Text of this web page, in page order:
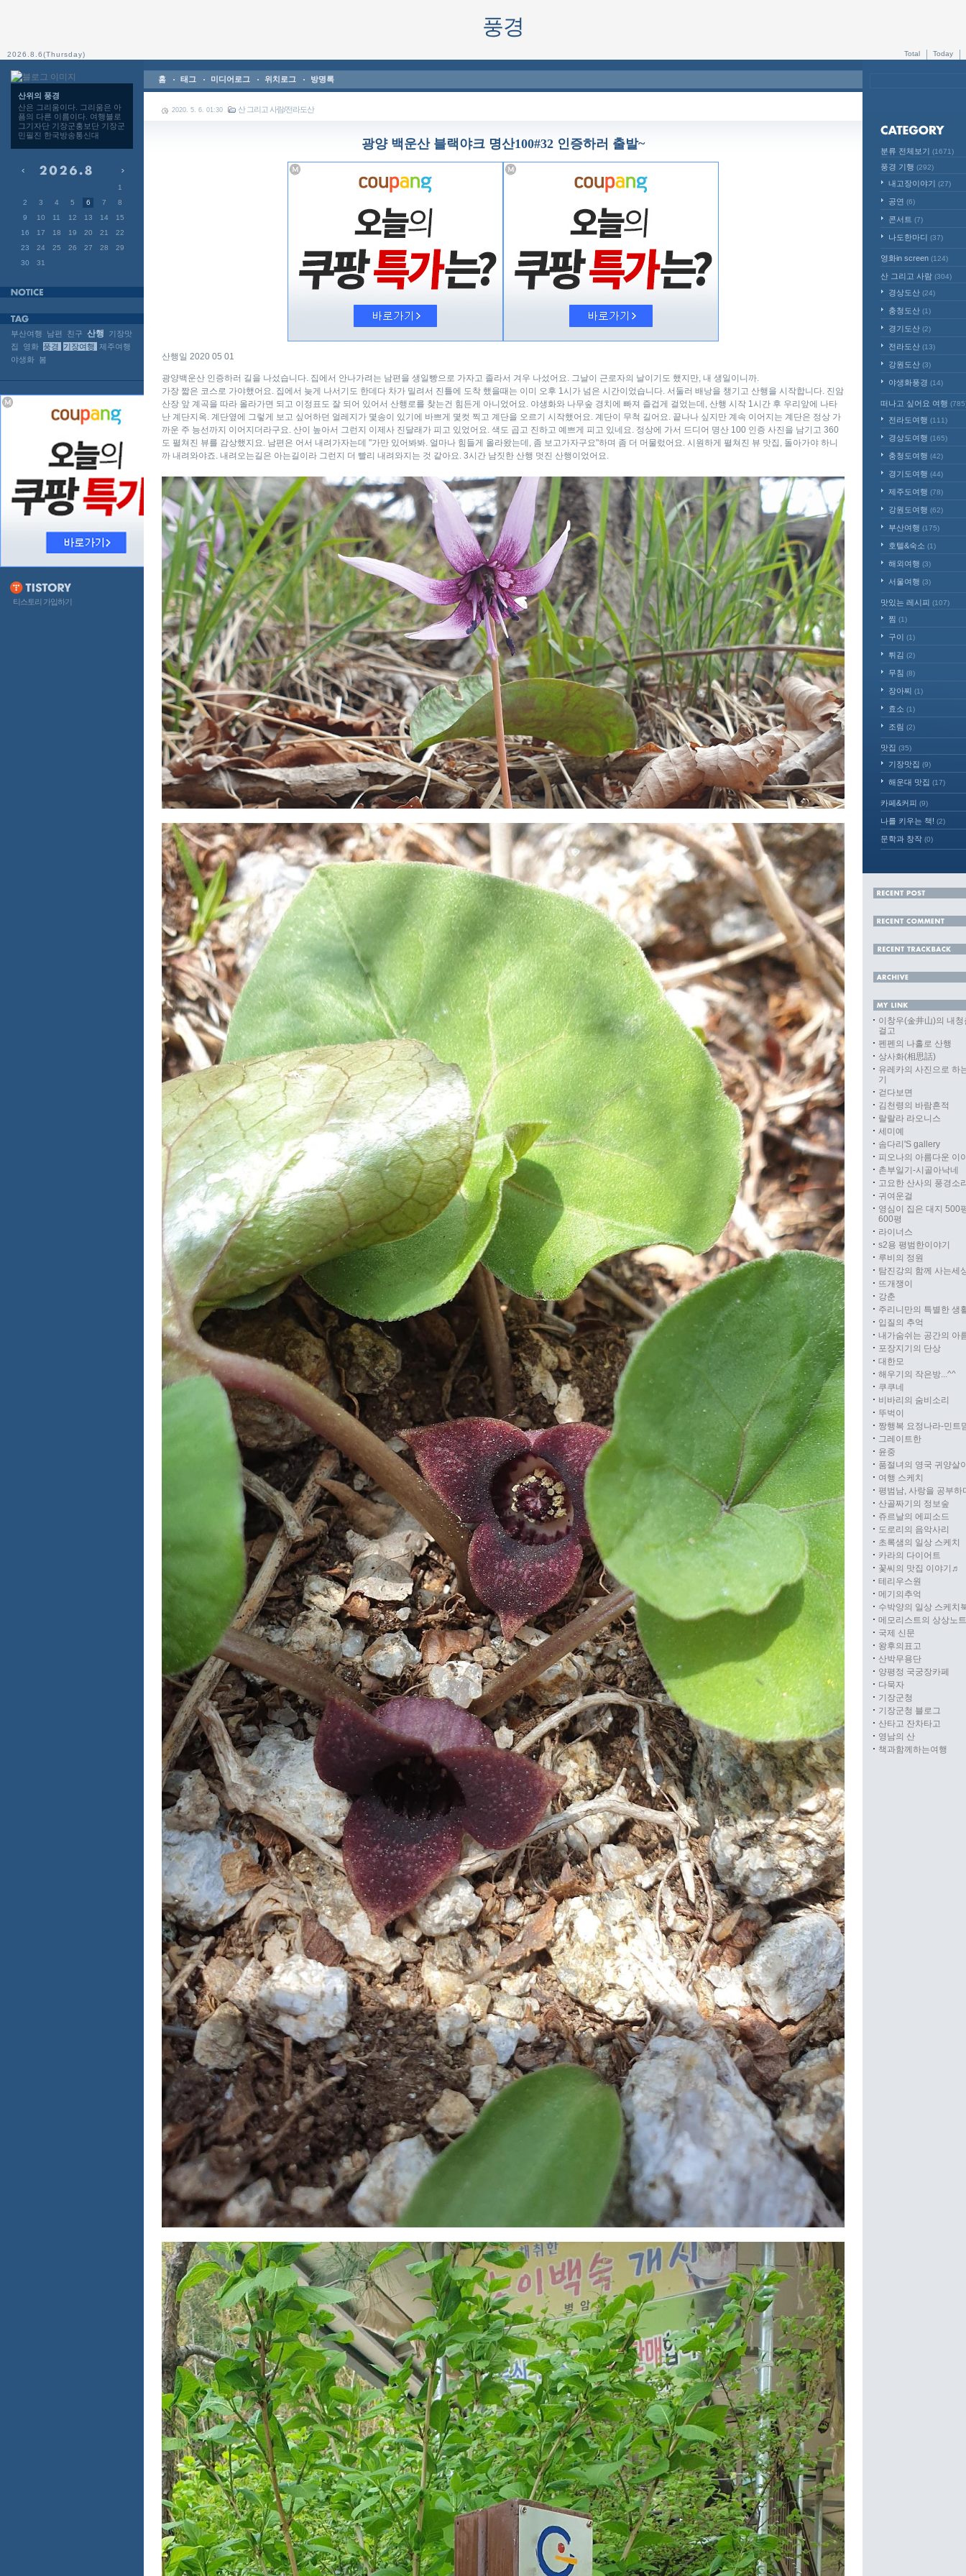
풍경
2026.8.6(Thursday) Total Today
산위의 풍경
산은 그리움이다. 그리움은 아
픔의 다른 이름이다. 여행블로
그기자단 기장군홍보단 기장군
민필진 한국방송통신대
1
2
3 4 5 6 7
8
9
10 11 12 13 14
15
16
17 18 19 20 21
22
23
24 25 26 27 28
29
30
31
부산여행 남편 친구 산행
기장맛
집
영화 풍경 기장여행 제주여행
야생화 봄
티스토리 가입하기
분류 전체보기 (1671)
풍경 기행 (292)
내고장이야기 (27)
공연 (6)
콘서트 (7)
나도한마디 (37)
영화in screen (124)
산 그리고 사람 (304)
경상도산 (24)
충청도산 (1)
경기도산 (2)
전라도산 (13)
강원도산 (3)
야생화풍경 (14)
떠나고 싶어요 여행
전라도여행 (111)
경상도여행 (165)
충청도여행 (42)
경기도여행 (44)
제주도여행 (78)
강원도여행 (62)
부산여행 (175)
호텔&숙소 (1)
해외여행 (3)
서울여행 (3)
맛있는 레시피 (107)
찜 (1)
구이 (1)
튀김 (2)
무침 (8)
장아찌 (1)
효소 (1)
조림 (2)
맛집 (35)
기장맛집 (9)
해운대 맛집 (17)
카페&커피 (9)
나를 키우는 책! (2)
문학과 창작 (0)
이창우(金井山)의 내청
걸고
펜펜의 나홀로 산행
상사화(相思話)
유레카의 사진으로 하
기
걷다보면
김천령의 바람흔적
랄랄라 라오니스
세미예
솜다리'S gallery
피오나의 아름다운 이
촌부일기-시골아낙네
고요한 산사의 풍경소
귀여운걸
영심이 집은 대지 500
600평
라이너스
s2용 평범한이야기
루비의 정원
탐진강의 함께 사는세
뜨개쟁이
강춘
주리니만의 특별한 생
입질의 추억
내가숨쉬는 공간의 아
포장지기의 단상
대한모
해우기의 작은방...^^
쿠쿠네
비바리의 숨비소리
뚜벅이
짱행복 요정나라-민트
그레이트한
윤중
품절녀의 영국 귀양살
여행 스케치
평범남, 사랑을 공부하
산골짜기의 정보숲
쥬르날의 에피소드
도로리의 음악사리
초록샘의 일상 스케치
카라의 다이어트
꽃씨의 맛집 이야기♬
테리우스원
메기의추억
수박양의 일상 스케치
메모리스트의 상상노트
국제 신문
왕후의표고
산박무용단
양평정 국궁장카페
다묵자
기장군청
기장군청 블로그
산타고 잔차타고
영남의 산
책과함께하는여행
홈 태그 미디어로그 위치로그 방명록
2020. 5. 6. 01:30 산 그리고 사람/전라도산
광양 백운산 블랙야크 명산100#32 인증하러 출발~
산행일 2020 05 01
광양백운산 인증하러 길을 나섰습니다. 집에서 안나가려는 남편을 생일빵으로 가자고 졸라서 겨우 나섰어요. 그날이 근로자의 날이기도 했지만, 내 생일이니까.
가장 짧은 코스로 가야했어요. 집에서 늦게 나서기도 한데다 차가 밀려서 진틀에 도착 했을때는 이미 오후 1시가 넘은 시간이었습니다. 서둘러 배낭을 챙기고 산행을 시작합니다. 진암
산장 앞 계곡을 따라 올라가면 되고 이정표도 잘 되어 있어서 산행로를 찾는건 힘든게 아니었어요. 야생화와 나무숲 경치에 빠져 즐겁게 걸었는데, 산행 시작 1시간 후 우리앞에 나타
난 계단지옥. 계단옆에 그렇게 보고 싶어하던 얼레지가 몇송이 있기에 바쁘게 몇컷 찍고 계단을 오르기 시작했어요. 계단이 무척 길어요. 끝나나 싶지만 계속 이어지는 계단은 정상 가
까운 주 능선까지 이어지더라구요. 산이 높아서 그런지 이제사 진달래가 피고 있었어요. 색도 곱고 진하고 예쁘게 피고 있네요. 정상에 가서 드디어 명산 100 인증 사진을 남기고 360
도 펼쳐진 뷰를 감상했지요. 남편은 어서 내려가자는데 "가만 있어봐봐. 얼마나 힘들게 올라왔는데, 좀 보고가자구요"하며 좀 더 머물렀어요. 시원하게 펼쳐진 뷰 맛집, 돌아가야 하니
까 내려와야죠. 내려오는길은 아는길이라 그런지 더 빨리 내려와지는 것 같아요. 3시간 남짓한 산행 멋진 산행이었어요.